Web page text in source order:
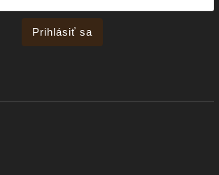
Prihlásiť sa